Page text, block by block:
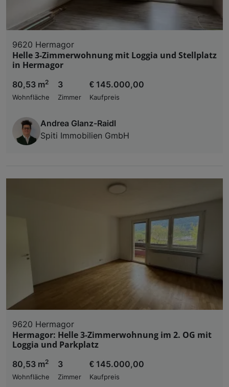
9620 Hermagor
Helle 3-Zimmerwohnung mit Loggia und Stellplatz
in Hermagor
80,53 m2
Wohnfläche
3
Zimmer
€ 145.000,00
Kaufpreis
Andrea Glanz-Raidl
Spiti Immobilien GmbH
9620 Hermagor
Hermagor: Helle 3-Zimmerwohnung im 2. OG mit
Loggia und Parkplatz
80,53 m2
Wohnfläche
3
Zimmer
€ 145.000,00
Kaufpreis